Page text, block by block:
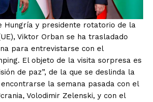
Hungría y presidente rotatorio de la
Viktor Orban se ha trasladado
para entrevistarse con el
El objeto de la visita sorpresa es
de paz”, de la que se deslinda la
encontrarse la semana pasada con el
Volodimir Zelenski, y con el